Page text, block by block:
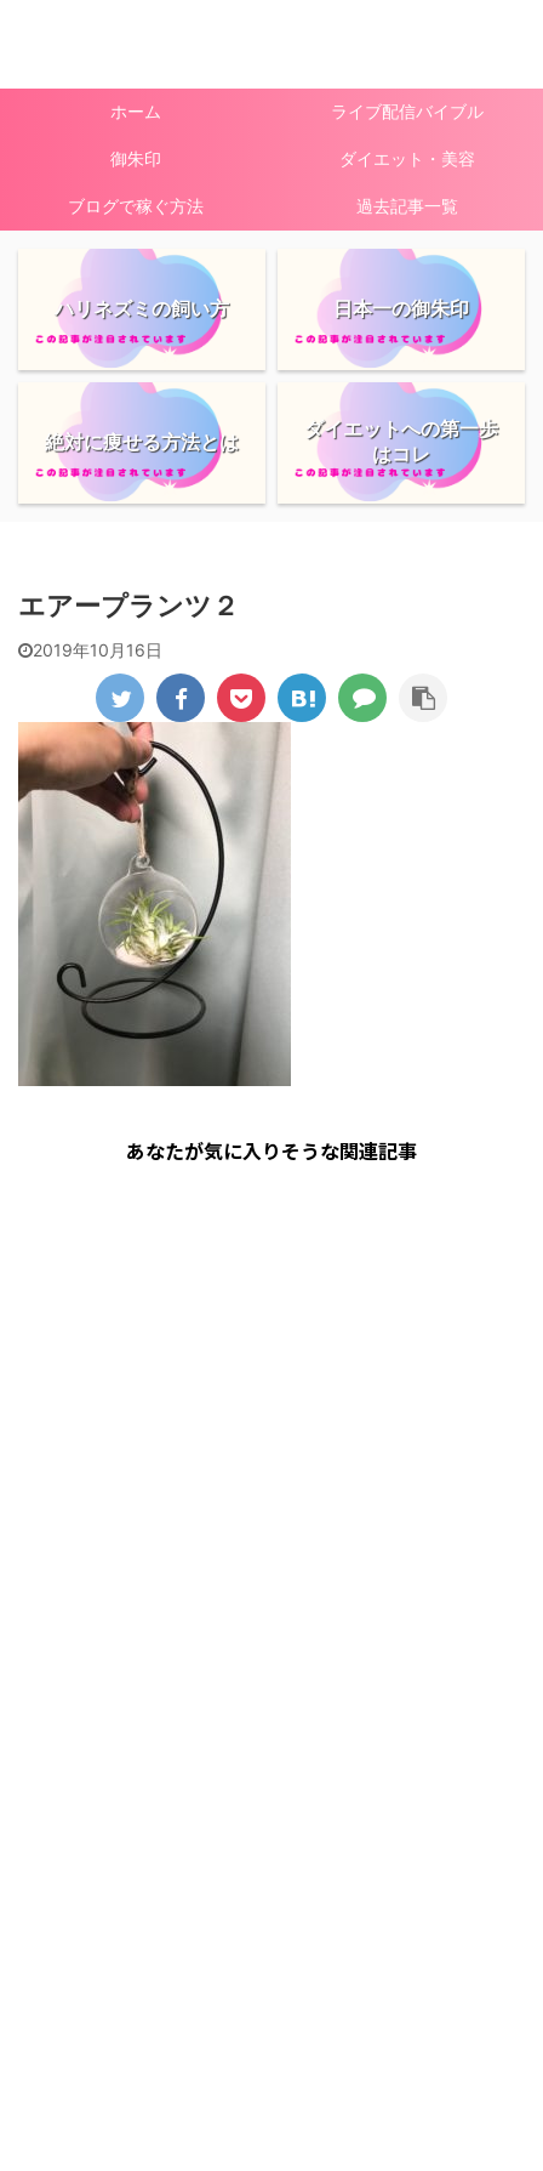
ホーム ライブ配信バイブル
御朱印 ダイエット・美容
ブログで稼ぐ方法 過去記事一覧
ハリネズミの飼い方 日本一の御朱印
絶対に痩せる方法とは
ダイエットへの第一歩
はコレ
エアープランツ２
2019年10月16日
あなたが気に入りそうな関連記事